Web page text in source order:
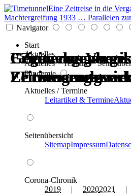
Eine Zeitreise in die
Machtergreifung 1933 … Parallelen
Navigator
Start
Aktuelles
Aktuelles * Termine *
Pandemie
Aktuelles / Termine
Leitartikel & Termine
Seitenübersicht
SitemapImpressum
Corona-Chronik
2019 | 20202021
Zeitzeugen
Gegen das
Zeitzeugen
Gegen das